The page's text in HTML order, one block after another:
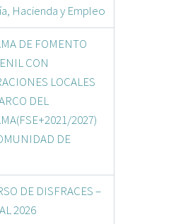
Hacienda y Empleo
DE FOMENTO
CON
LOCALES
DEL
2027)
DE
DE DISFRACES –
2026